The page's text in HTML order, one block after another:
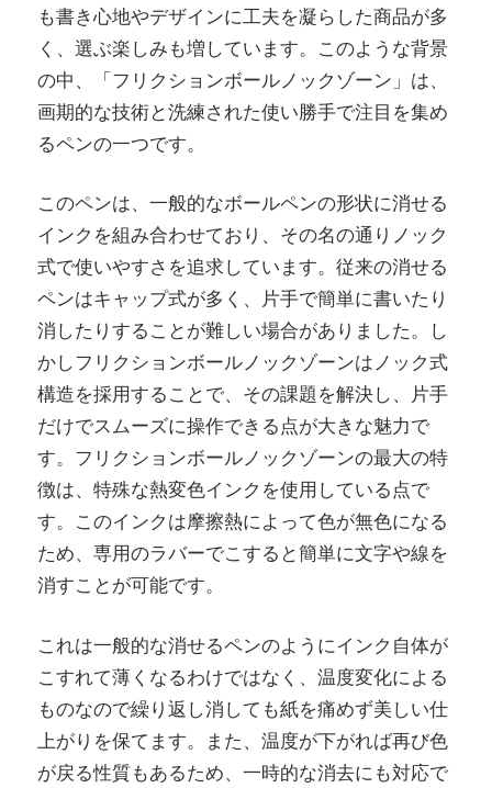
も書き心地やデザインに工夫を凝らした商品が多
く、選ぶ楽しみも増しています。このような背景
の中、「フリクションボールノックゾーン」は、
画期的な技術と洗練された使い勝手で注目を集め
るペンの一つです。
このペンは、一般的なボールペンの形状に消せる
インクを組み合わせており、その名の通りノック
式で使いやすさを追求しています。従来の消せる
ペンはキャップ式が多く、片手で簡単に書いたり
消したりすることが難しい場合がありました。し
かしフリクションボールノックゾーンはノック式
構造を採用することで、その課題を解決し、片手
だけでスムーズに操作できる点が大きな魅力で
す。フリクションボールノックゾーンの最大の特
徴は、特殊な熱変色インクを使用している点で
す。このインクは摩擦熱によって色が無色になる
ため、専用のラバーでこすると簡単に文字や線を
消すことが可能です。
これは一般的な消せるペンのようにインク自体が
こすれて薄くなるわけではなく、温度変化による
ものなので繰り返し消しても紙を痛めず美しい仕
上がりを保てます。また、温度が下がれば再び色
が戻る性質もあるため、一時的な消去にも対応で